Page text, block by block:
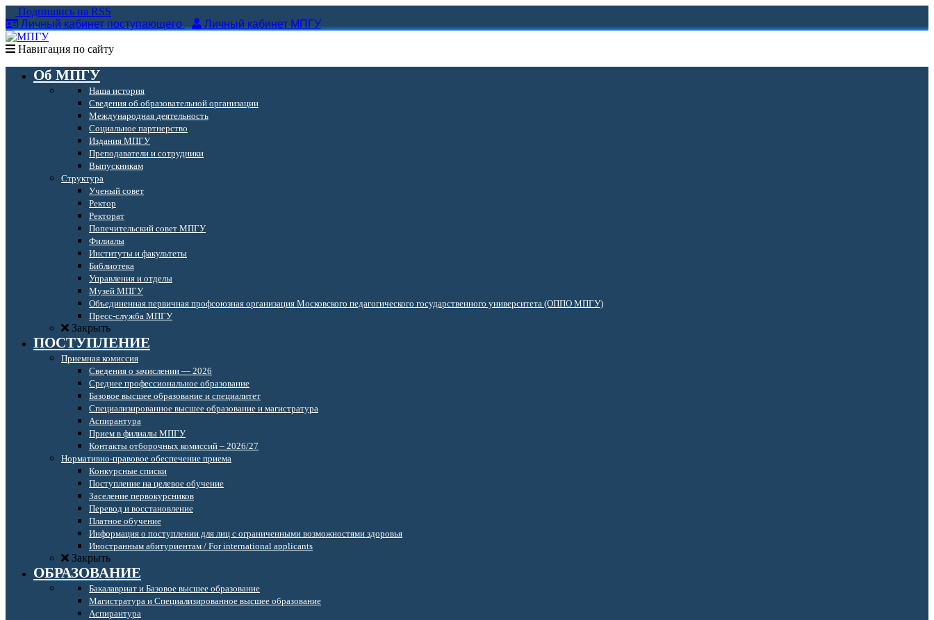
Подпишись на RSS
Личный кабинет поступающего
Личный кабинет МПГУ
Навигация по сайту
Об МПГУ
Наша история
Сведения об образовательной организации
Международная деятельность
Социальное партнерство
Издания МПГУ
Преподаватели и сотрудники
Выпускникам
Структура
Ученый совет
Ректор
Ректорат
Попечительский совет МПГУ
Филиалы
Институты и факультеты
Библиотека
Управления и отделы
Музей МПГУ
Объединенная первичная профсоюзная организация Московского педагогического государственного университета (ОППО МПГУ)
Пресс-служба МПГУ
Закрыть
ПОСТУПЛЕНИЕ
Приемная комиссия
Сведения о зачислении — 2026
Среднее профессиональное образование
Базовое высшее образование и специалитет
Специализированное высшее образование и магистратура
Аспирантура
Прием в филиалы МПГУ
Контакты отборочных комиссий – 2026/27
Нормативно-правовое обеспечение приема
Конкурсные списки
Поступление на целевое обучение
Заселение первокурсников
Перевод и восстановление
Платное обучение
Информация о поступлении для лиц с ограниченными возможностями здоровья
Иностранным абитуриентам / For international applicants
Закрыть
ОБРАЗОВАНИЕ
Бакалавриат и Базовое высшее образование
Магистратура и Специализированное высшее образование
Аспирантура